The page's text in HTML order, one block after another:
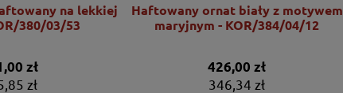
na lekkiej
380/03/53
zł
zł
Haftowany ornat biały z motywem
maryjnym - KOR/384/04/12
426,00 zł
346,34 zł